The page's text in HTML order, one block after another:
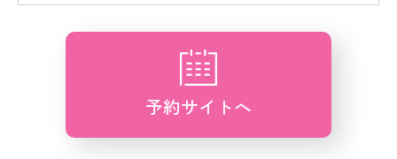
予約サイトへ